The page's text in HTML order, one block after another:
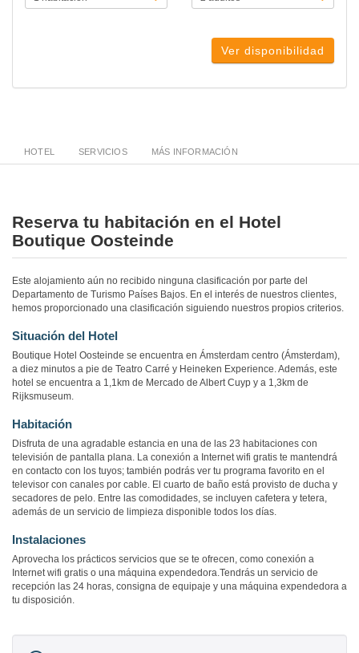
Ver disponibilidad
HOTEL SERVICIOS MÁS INFORMACIÓN
Reserva tu habitación en el Hotel
Boutique Oosteinde
Este alojamiento aún no recibido ninguna clasificación por parte del
Departamento de Turismo Países Bajos. En el interés de nuestros clientes,
hemos proporcionado una clasificación siguiendo nuestros propios criterios.
Situación del Hotel
Boutique Hotel Oosteinde se encuentra en Ámsterdam centro (Ámsterdam),
a diez minutos a pie de Teatro Carré y Heineken Experience. Además, este
hotel se encuentra a 1,1km de Mercado de Albert Cuyp y a 1,3km de
Rijksmuseum.
Habitación
Disfruta de una agradable estancia en una de las 23 habitaciones con
televisión de pantalla plana. La conexión a Internet wifi gratis te mantendrá
en contacto con los tuyos; también podrás ver tu programa favorito en el
televisor con canales por cable. El cuarto de baño está provisto de ducha y
secadores de pelo. Entre las comodidades, se incluyen cafetera y tetera,
además de un servicio de limpieza disponible todos los días.
Instalaciones
Aprovecha los prácticos servicios que se te ofrecen, como conexión a
Internet wifi gratis o una máquina expendedora.Tendrás un servicio de
recepción las 24 horas, consigna de equipaje y una máquina expendedora a
tu disposición.